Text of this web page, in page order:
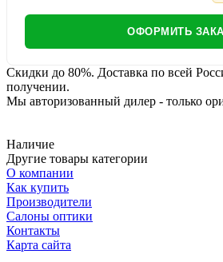
ОФОРМИТЬ
Скидки до 80%. Доставка по всей
получении.
Мы авторизованный дилер - только
Наличие
Другие товары категории
О компании
Как купить
Производители
Салоны оптики
Контакты
Карта сайта